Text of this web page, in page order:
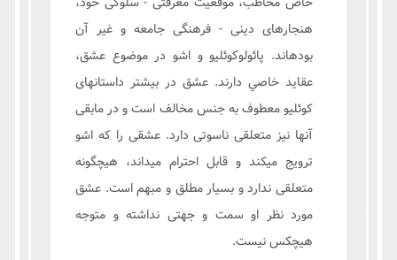
هنجارهای دینی - فرهنگی جامعه و غیر آن
بودهاند. پائولوکوئلیو و اشو در موضوع عشق،
عقايد خاصي دارند. عشق در بیشتر داستانهای
کوئلیو معطوف به جنس مخالف است و در مابقی
آنها نیز متعلقی ناسوتی دارد. عشقی را که اشو
ترویج میکند و قابل احترام میداند، هیچگونه
متعلقی ندارد و بسیار مطلق و مبهم است. عشق
مورد نظر او سمت و جهتی نداشته و متوجه
هیچکس نیست.